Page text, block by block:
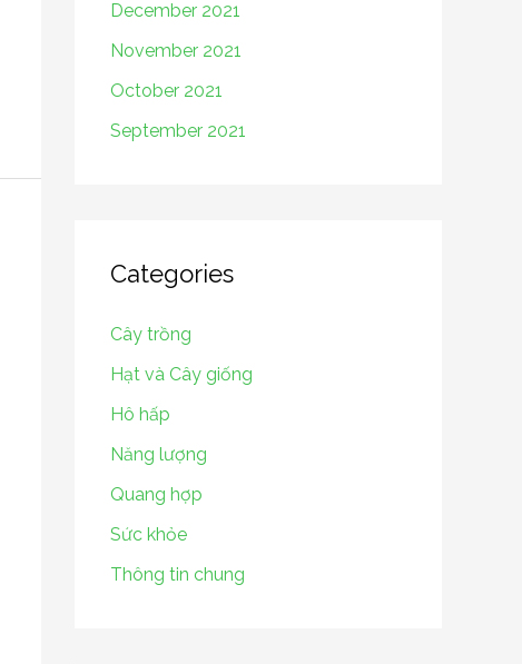
December 2021
November 2021
October 2021
September 2021
Categories
Cây trồng
Hạt và Cây giống
Hô hấp
Năng lượng
Quang hợp
Sức khỏe
Thông tin chung